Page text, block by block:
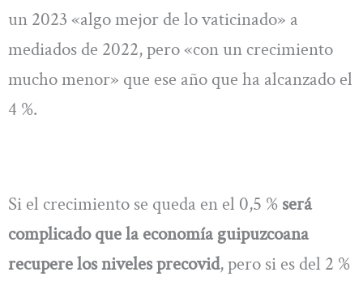
un 2023 «algo mejor de lo vaticinado» a
mediados de 2022, pero «con un crecimiento
mucho menor» que ese año que ha alcanzado el
4 %.
Si el crecimiento se queda en el 0,5 % será
complicado que la economía guipuzcoana
recupere los niveles precovid, pero si es del 2 %